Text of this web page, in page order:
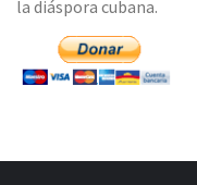
la diáspora cubana.